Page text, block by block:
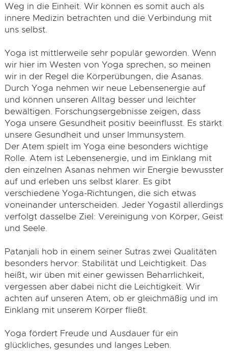
Weg in die Einheit. Wir können es somit auch als
innere Medizin betrachten und die Verbindung mit
uns selbst.
Yoga ist mittlerweile sehr populär geworden. Wenn
wir hier im Westen von Yoga sprechen, so meinen
wir in der Regel die Körperübungen, die Asanas.
Durch Yoga nehmen wir neue Lebensenergie auf
und können unseren Alltag besser und leichter
bewältigen. Forschungsergebnisse zeigen, dass
Yoga unsere Gesundheit positiv beeinflusst. Es stärkt
unsere Gesundheit und unser Immunsystem.
Der Atem spielt im Yoga eine besonders wichtige
Rolle. Atem ist Lebensenergie, und im Einklang mit
den einzelnen Asanas nehmen wir Energie bewusster
auf und erleben uns selbst klarer. Es gibt
verschiedene Yoga-Richtungen, die sich etwas
voneinander unterscheiden. Jeder Yogastil allerdings
verfolgt dasselbe Ziel: Vereinigung von Körper, Geist
und Seele.
Patanjali hob in einem seiner Sutras zwei Qualitäten
besonders hervor: Stabilität und Leichtigkeit. Das
heißt, wir üben mit einer gewissen Beharrlichkeit,
vergessen aber dabei nicht die Leichtigkeit. Wir
achten auf unseren Atem, ob er gleichmäßig und im
Einklang mit unserem Körper fließt.
Yoga fördert Freude und Ausdauer für ein
glückliches, gesundes und langes Leben.